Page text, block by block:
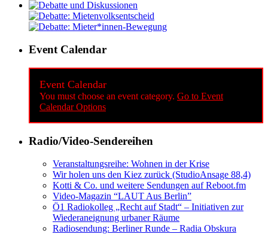
Event Calendar
Event Calendar
You must choose an event category. Go to Event
Calendar Options
Radio/Video-Sendereihen
Veranstaltungsreihe: Wohnen in der Krise
Wir holen uns den Kiez zurück (StudioAnsage 88,4)
Kotti & Co. und weitere Sendungen auf Reboot.fm
Video-Magazin “LAUT Aus Berlin”
Ö1 Radiokolleg „Recht auf Stadt“ – Initiativen zur
Wiederaneignung urbaner Räume
Radiosendung: Berliner Runde – Radia Obskura